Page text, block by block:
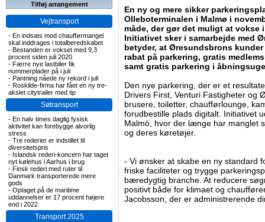
Tilføj arrangement
Vejtransport
- En indsats mod chaufførmangel
skal inddrages i totalberedskabet
- Bestanden er vokset med 9,3
procent siden juli 2020
- Færre nye lastbiler fik
nummerplader på i juli
- Pantning nåede ny rekord i juli
- Roskilde-firma har fået en ny tre-
akslet citytrailer med tip
Søtransport
- En halv times daglig fysisk
aktivitet kan forebygge alvorlig
stress
- Tre rederier er indstillet til
diversitetspris
- Islandsk rederi-koncern har taget
nyt kølehus i Aarhus i brug
- Finsk rederi med ruter til
Danmark transporterede mere
gods
- Optaget på de maritime
uddannelser er 17 procent højere
end i 2022
Transport 2025
En ny og mere sikker
Olleboterminalen i Malmø i
måde, der gør det muligt at vokse
Initiativet sker i samarbejde med
betyder, at Øresundsbrons
rabat på parkering, gratis
samt gratis parkering i
Den nye parkering, der er et
Drivers First, Venturi Fastigheter og
brusere, toiletter, chaufførlounge,
forudbestille plads digitalt. Initiativet
Malmö, hvor der længe har manglet
og deres køretøjer.
- Vi ønsker at skabe en ny standard
friske faciliteter og trygge
bæredygtig branche. At reducere
positivt både for klimaet og
Jacobsson, der er administrerende